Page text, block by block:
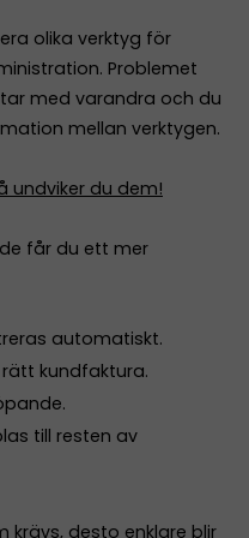
olika verktyg för
Problemet
med varandra och du
mellan verktygen.
undviker du dem!
får du ett mer
automatiskt.
kundfaktura.
till resten av
krävs, desto enklare blir